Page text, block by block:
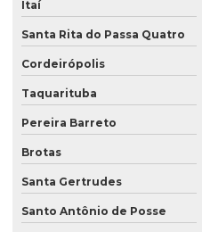
Itaí
Santa Rita do Passa Quatro
Cordeirópolis
Taquarituba
Pereira Barreto
Brotas
Santa Gertrudes
Santo Antônio de Posse